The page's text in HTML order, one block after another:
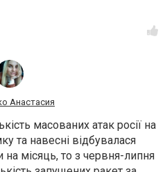
Анастасия
масованих атак росії на
та навесні відбувалася
на місяць, то з червня-липня